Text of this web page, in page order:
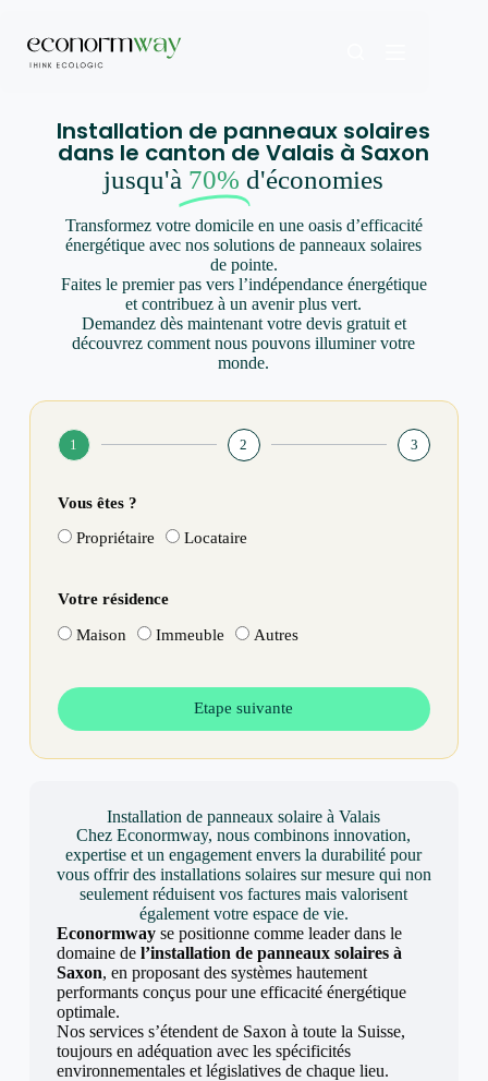
Installation de panneaux solaires
dans le canton de Valais à Saxon
jusqu'à 70% d'économies
Transformez votre domicile en une oasis d’efficacité
énergétique avec nos solutions de panneaux solaires
de pointe.
Faites le premier pas vers l’indépendance énergétique
et contribuez à un avenir plus vert.
Demandez dès maintenant votre devis gratuit et
découvrez comment nous pouvons illuminer votre
monde.
1 2 3
Vous êtes ?
Propriétaire Locataire
Votre résidence
Maison Immeuble Autres
Etape suivante
Installation de panneaux solaire à Valais
Chez Econormway, nous combinons innovation,
expertise et un engagement envers la durabilité pour
vous offrir des installations solaires sur mesure qui non
seulement réduisent vos factures mais valorisent
également votre espace de vie.
Econormwayse positionne comme leader dans le
domaine de l’installation de panneaux solaires à
Saxon, en proposant des systèmes hautement
performants conçus pour une efficacité énergétique
optimale.
Nos services s’étendent de Saxon à toute la Suisse,
toujours en adéquation avec les spécificités
environnementales et législatives de chaque lieu.